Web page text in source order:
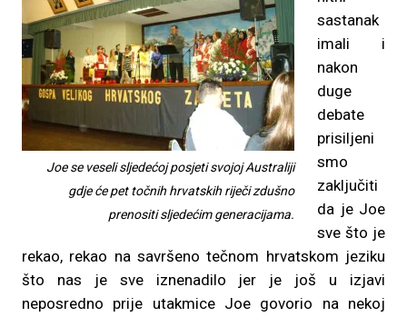
Joe se veseli sljedećoj posjeti svojoj Australiji
gdje će pet točnih hrvatskih riječi zdušno
prenositi sljedećim generacijama.
sastanak
imali i
nakon
duge
debate
prisiljeni
smo
zaključiti
da je Joe
sve što je
rekao, rekao na savršeno tečnom hrvatskom jeziku
što nas je sve iznenadilo jer je još u izjavi
neposredno prije utakmice Joe govorio na nekoj